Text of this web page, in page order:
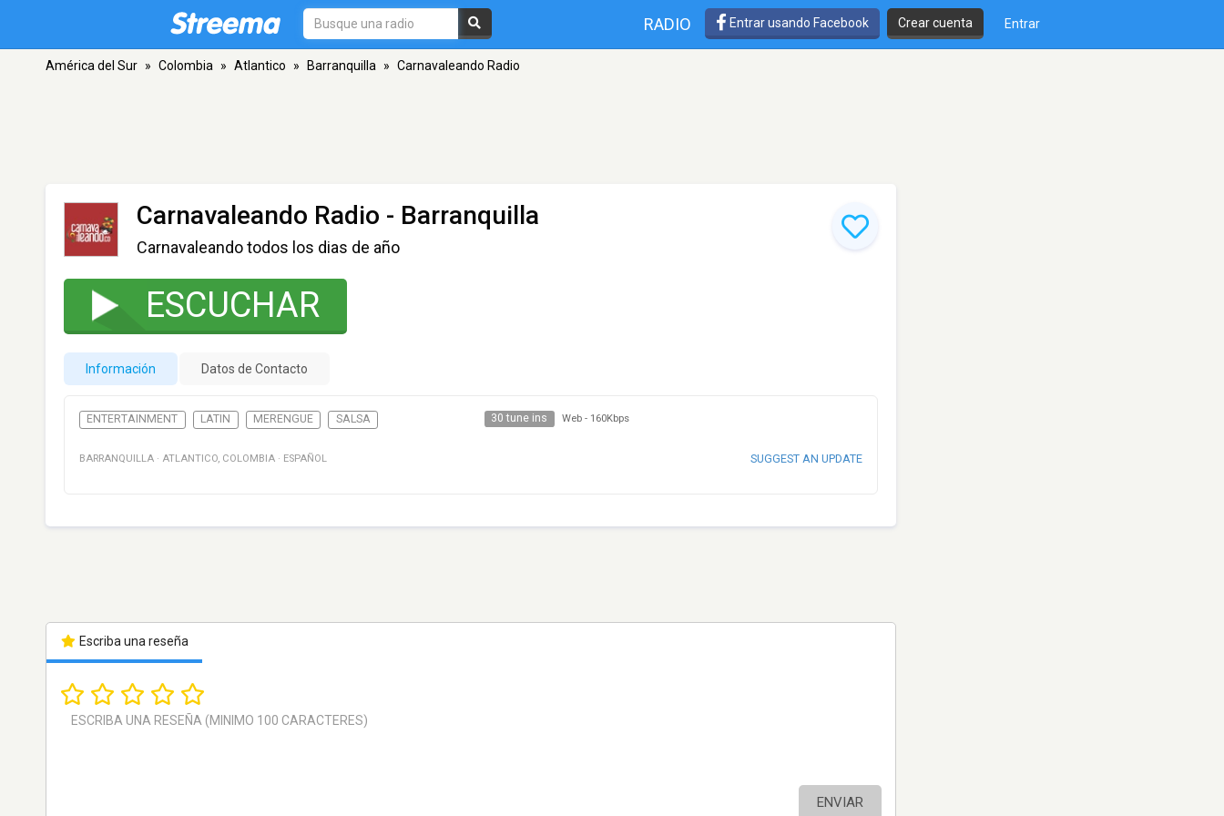
RADIO Entrar usando Facebook Crear cuenta Entrar
América del Sur » Colombia » Atlantico » Barranquilla » Carnavaleando Radio
Carnavaleando Radio - Barranquilla
Carnavaleando todos los dias de año
ESCUCHAR
Información Datos de Contacto
ENTERTAINMENT LATIN MERENGUE SALSA 30 tune ins Web - 160Kbps
BARRANQUILLA · ATLANTICO, COLOMBIA · ESPAÑOL SUGGEST AN UPDATE
Escriba una reseña
ENVIAR